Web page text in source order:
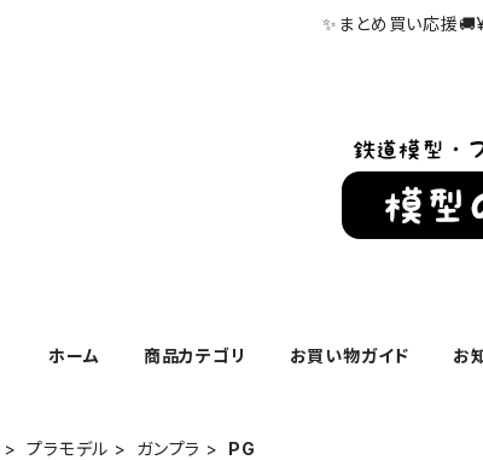
✨まとめ買い応援
ホーム 商品カテゴリ お買い物ガイド お
プラモデル ガンプラ PG